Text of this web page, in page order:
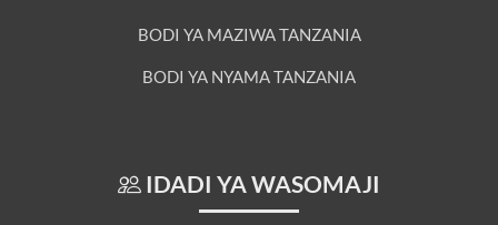
BODI YA MAZIWA TANZANIA
BODI YA NYAMA TANZANIA
IDADI YA WASOMAJI